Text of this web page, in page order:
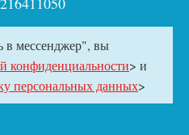
в мессенджер", вы
конфиденциальности> и
персональных данных>